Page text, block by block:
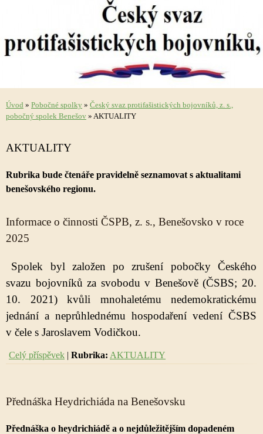
Úvod » Pobočné spolky » Český svaz protifašistických bojovníků, z. s.,
pobočný spolek Benešov » AKTUALITY
AKTUALITY
Rubrika bude čtenáře pravidelně seznamovat s aktualitami
benešovského regionu.
Informace o činnosti ČSPB, z. s., Benešovsko v roce
2025
Spolek byl založen po zrušení pobočky Českého
svazu bojovníků za svobodu v Benešově (ČSBS; 20.
10. 2021) kvůli mnohaletému nedemokratickému
jednání a neprůhlednému hospodaření vedení ČSBS
v čele s Jaroslavem Vodičkou.
Celý příspěvek | Rubrika: AKTUALITY
Přednáška Heydrichiáda na Benešovsku
Přednáška o heydrichiádě a o nejdůležitějším dopadeném